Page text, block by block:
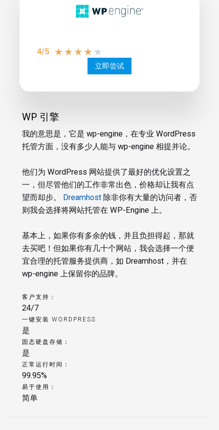
4/5 ★★★★ ★
立即尝试
WP 引擎
我的意思是，它是 wp-engine，在专业 WordPress
托管方面，没有多少人能与 wp-engine 相提并论。
他们为 WordPress 网站提供了最好的优化设置之
一，但尽管他们的工作非常出色，价格却让我有点
望而却步。
Dreamhost 除非你有大量的访问者，否
则我会选择将网站托管在 WP-Engine 上。
基本上，如果你有多余的钱，并且负担得起，那就
去买吧！但如果你有几十个网站，我会选择一个便
宜合理的托管服务提供商，如 Dreamhost，并在
wp-engine 上保留你的品牌。
客户支持：
24/7
一键安装 WORDPRESS
是
固态硬盘存储：
是
正常运行时间：
99.95%
易于使用：
简单